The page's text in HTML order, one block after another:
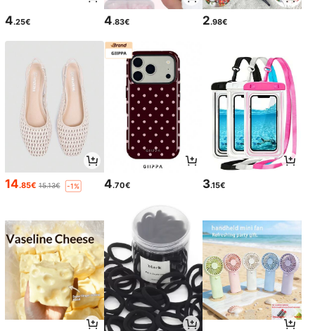
4.25€ 4.83€ 2.98€
14.85€ 15.13€ -1% 4.70€ 3.15€